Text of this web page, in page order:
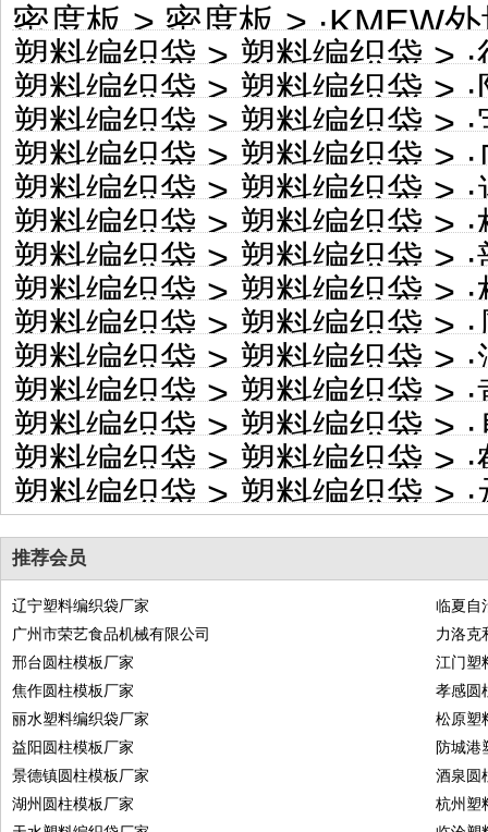
密度板>密度板> ·KMEW外
塑料编织袋>塑料编织袋> ·
塑料编织袋>塑料编织袋> ·
塑料编织袋>塑料编织袋> ·
塑料编织袋>塑料编织袋> ·
塑料编织袋>塑料编织袋> ·
塑料编织袋>塑料编织袋> ·
塑料编织袋>塑料编织袋> ·
塑料编织袋>塑料编织袋> ·
塑料编织袋>塑料编织袋> ·
塑料编织袋>塑料编织袋> ·
塑料编织袋>塑料编织袋> ·
塑料编织袋>塑料编织袋> ·
塑料编织袋>塑料编织袋> ·
塑料编织袋>塑料编织袋> ·
推荐会员
辽宁塑料编织袋厂家
临夏自
广州市荣艺食品机械有限公司
力洛克
邢台圆柱模板厂家
江门塑
焦作圆柱模板厂家
孝感圆
丽水塑料编织袋厂家
松原塑
益阳圆柱模板厂家
防城港
景德镇圆柱模板厂家
酒泉圆
湖州圆柱模板厂家
杭州塑